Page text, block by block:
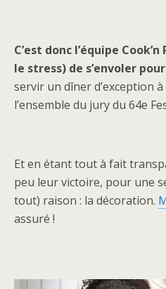
C’est donc l’équipe
le stress) de s’envoler
servir un dîner d’exception
l’ensemble du jury du 64e
Et en étant tout à fait
peu leur victoire, pour une
tout) raison : la décoration.
assuré !